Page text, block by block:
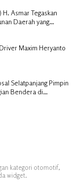
Asmar Tegaskan
Daerah yang
Maxim Heryanto
Selatpanjang Pimpin
Bendera di
kategori otomotif,
widget.